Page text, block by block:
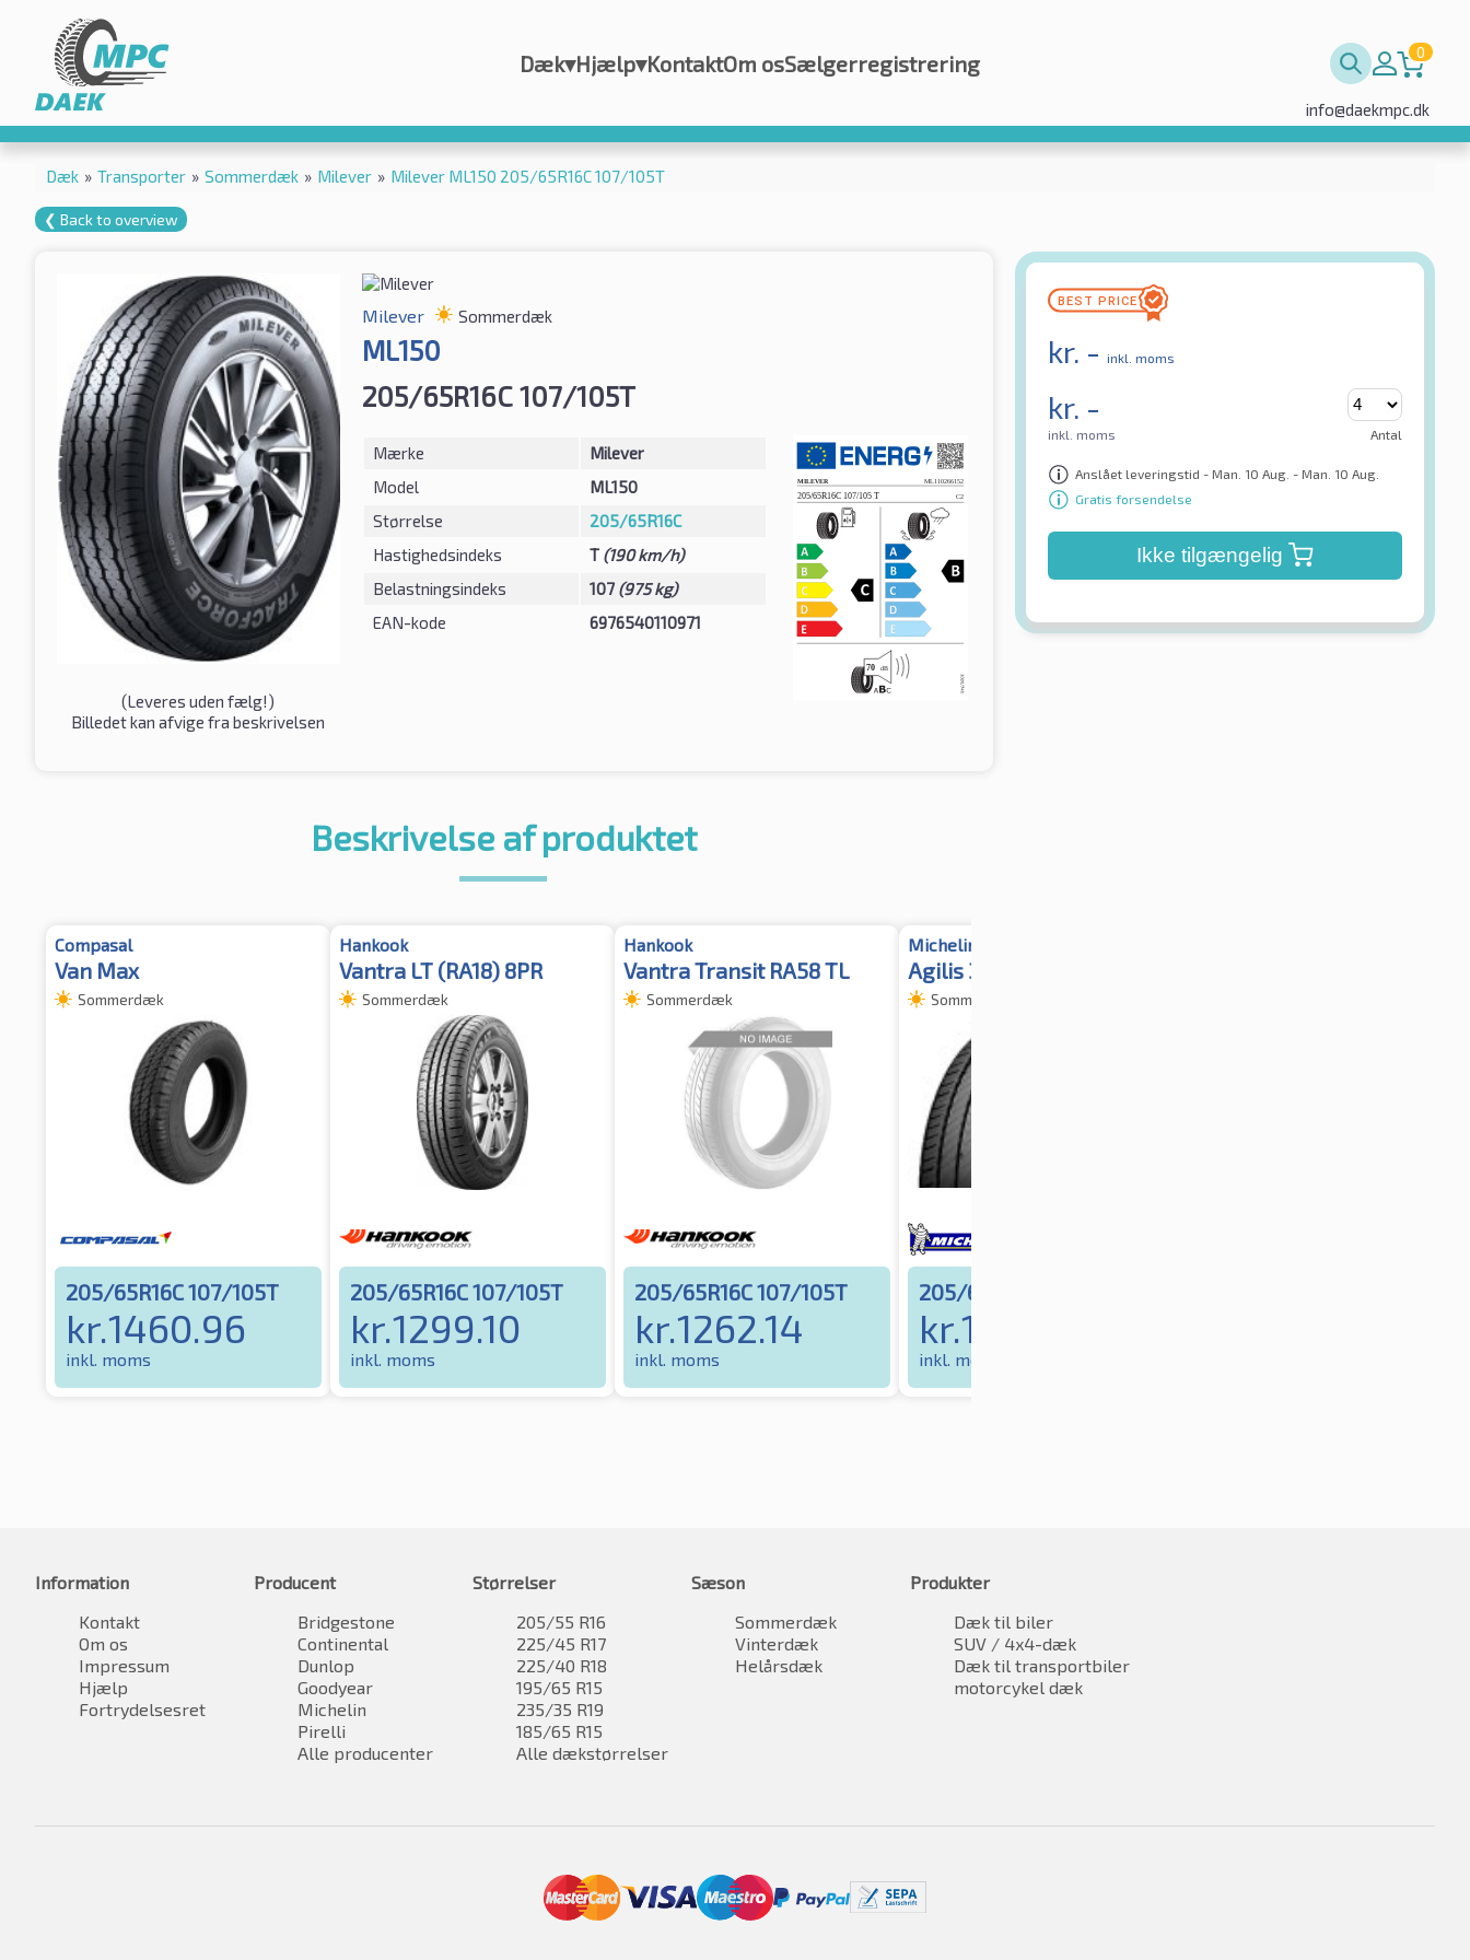
Dæk▾Hjælp▾KontaktOm osSælgerregistrering 0
info@daekmpc.dk
Dæk » Transporter » Sommerdæk » Milever » Milever ML150 205/65R16C 107/105T
❮ Back to overview
(Leveres uden fælg!)
Billedet kan afvige fra beskrivelsen
Milever Sommerdæk
ML150
205/65R16C 107/105T
Mærke
Milever
Model
ML150
Størrelse
205/65R16C
Hastighedsindeks
T (190 km/h)
Belastningsindeks
107 (975 kg)
EAN-kode
6976540110971
kr. - inkl. moms
kr. -
inkl. moms Antal
Anslået leveringstid - Man. 10 Aug. - Man. 10 Aug.
Gratis forsendelse
Ikke tilgængelig
Beskrivelse af produktet
Compasal
Van Max
Sommerdæk
205/65R16C 107/105T
kr.1460.96
inkl. moms
Hankook
Vantra LT (RA18) 8PR
Sommerdæk
205/65R16C 107/105T
kr.1299.10
inkl. moms
Hankook
Vantra Transit RA58 TL
Sommerdæk
205/65R16C 107/105T
kr.1262.14
inkl. moms
Michelin
Agilis 3
Sommerdæk
205/65R16C 107/105T
kr.1201.56
inkl. moms
Information
Kontakt
Om os
Impressum
Hjælp
Fortrydelsesret
Producent
Bridgestone
Continental
Dunlop
Goodyear
Michelin
Pirelli
Alle producenter
Størrelser
205/55 R16
225/45 R17
225/40 R18
195/65 R15
235/35 R19
185/65 R15
Alle dækstørrelser
Sæson
Sommerdæk
Vinterdæk
Helårsdæk
Produkter
Dæk til biler
SUV / 4x4-dæk
Dæk til transportbiler
motorcykel dæk